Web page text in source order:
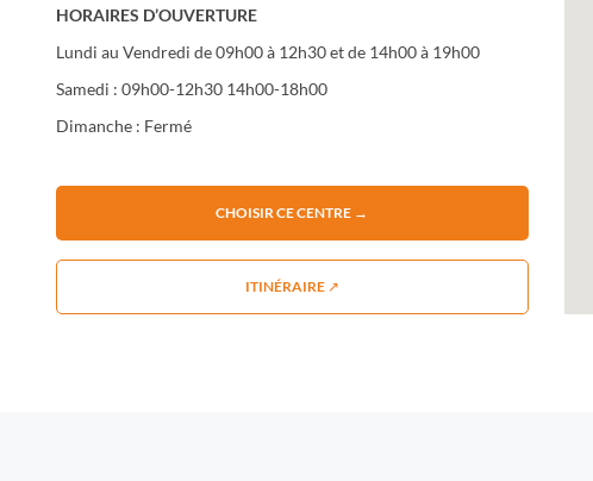
HORAIRES D’OUVERTURE
Lundi au Vendredi de 09h00 à 12h30 et de 14h00 à 19h00
Samedi : 09h00-12h30 14h00-18h00
Dimanche : Fermé
CHOISIR CE CENTRE →
ITINÉRAIRE ↗